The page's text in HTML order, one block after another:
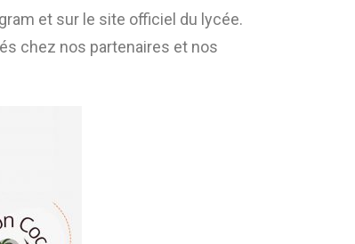
et sur le site officiel du lycée.
chez nos partenaires et nos